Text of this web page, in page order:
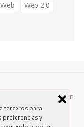
terceros para
preferencias y
Web
Web 2.0
de esta página están
Attribution-
de privacidad